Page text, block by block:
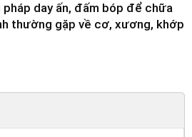
day ấn, đấm bóp để chữa
thường gặp về cơ, xương, khớp